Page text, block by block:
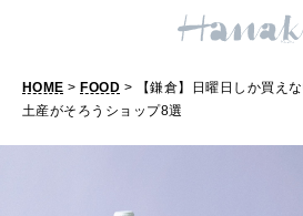
[12星座別] Monthly Love
HEALTH
【
HOME > FOOD > 【鎌倉】日曜日しか買え
土産がそろうショップ8選